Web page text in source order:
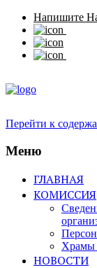
Напишите
Перейти к
Меню
ГЛАВНАЯ
КОМИССИЯ
Храмы
НОВОСТИ